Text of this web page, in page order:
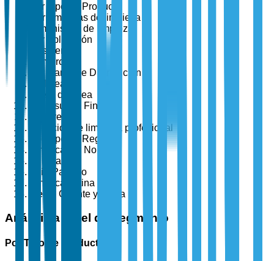
Por Tipo de Producto
Herramientas de limpieza
Suministros de limpieza
Por Aplicación
Residencial
Comercial
Por Canal de Distribución
En línea
Fuera de línea
Por Usuario Final
Hogares
Servicios de limpieza profesional
Por Tipo de Región
América del Norte
Europa
Asia-Pacífico
América Latina
Medio Oriente y África
Análisis a Nivel de Segmento
Por Tipo de Producto